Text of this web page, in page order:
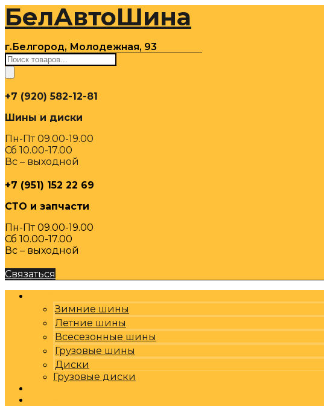
Перейти
содержимому
БелАвтоШина
г.Белгород, Молодежная, 93
Поиск
товаров
+7 (920) 582-12-81
Шины и диски
Пн-Пт 09.00-19.00
Сб 10.00-17.00
Вс – выходной
+7 (951) 152 22 69
СТО и запчасти
Пн-Пт 09.00-19.00
Сб 10.00-17.00
Вс – выходной
Связаться
Зимние шины
Летние шины
Всесезонные шины
Грузовые шины
Диски
Грузовые диски